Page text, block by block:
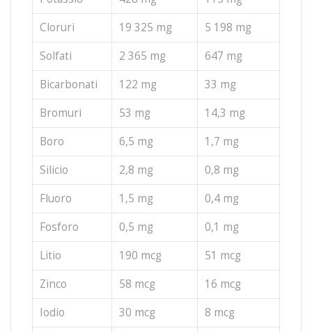
Cloruri
19 325 mg
5 198 mg
Solfati
2 365 mg
647 mg
Bicarbonati
122 mg
33 mg
Bromuri
53 mg
14,3 mg
Boro
6,5 mg
1,7 mg
Silicio
2,8 mg
0,8 mg
Fluoro
1,5 mg
0,4 mg
Fosforo
0,5 mg
0,1 mg
Litio
190 mcg
51 mcg
Zinco
58 mcg
16 mcg
Iodio
30 mcg
8 mcg